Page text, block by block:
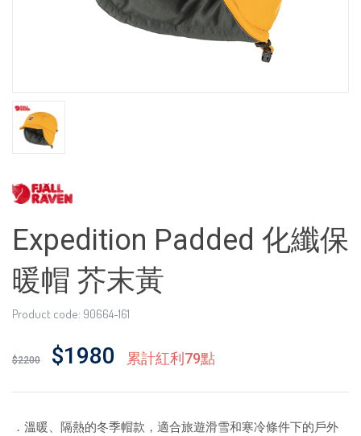
Expedition Padded 化纖保
暖帽 芥末黃
Product code: 90664-161
$2200 $1980 累計紅利79點
．溫暖、隔熱的冬季帽款，適合旅遊滑雪和寒冷條件下的戶外